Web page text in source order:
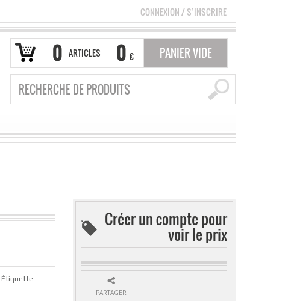
CONNEXION/S’INSCRIRE
0 ARTICLES 0 € PANIER VIDE
Étiquette :
Créer un compte pour
voir le prix
PARTAGER